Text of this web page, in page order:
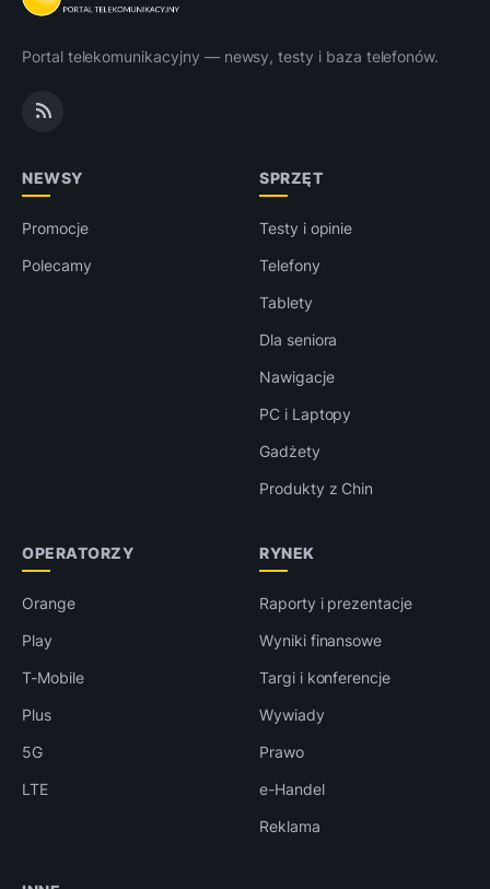
Portal telekomunikacyjny — newsy, testy i baza telefonów.
NEWSY
Promocje
Polecamy
SPRZĘT
Testy i opinie
Telefony
Tablety
Dla seniora
Nawigacje
PC i Laptopy
Gadżety
Produkty z Chin
OPERATORZY
Orange
Play
T-Mobile
Plus
5G
LTE
RYNEK
Raporty i prezentacje
Wyniki finansowe
Targi i konferencje
Wywiady
Prawo
e-Handel
Reklama